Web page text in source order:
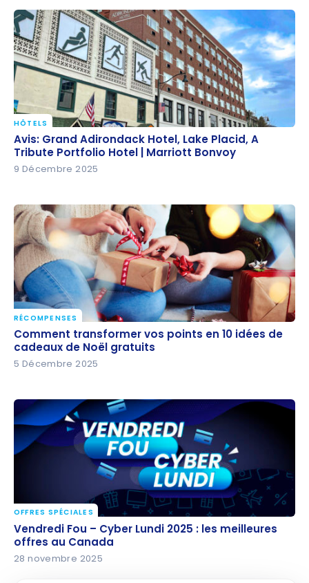
Avis: Grand Adirondack Hotel, Lake Placid, A Tribute
Portfolio Hotel | Marriott Bonvoy
HÔTELS
Avis: Grand Adirondack Hotel, Lake Placid, A
Tribute Portfolio Hotel | Marriott Bonvoy
9 Décembre 2025
Comment transformer vos points en 10 idées de
cadeaux de Noël gratuits
RÉCOMPENSES
Comment transformer vos points en 10 idées de
cadeaux de Noël gratuits
5 Décembre 2025
Vendredi Fou – Cyber Lundi 2025 : les meilleures
offres au Canada
OFFRES SPÉCIALES
Vendredi Fou – Cyber Lundi 2025 : les meilleures
offres au Canada
28 novembre 2025